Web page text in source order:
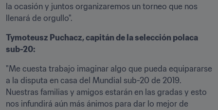
la ocasión y juntos organizaremos un torneo que nos
llenará de orgullo".
Tymoteusz Puchacz, capitán de la selección polaca
sub-20:
"Me cuesta trabajo imaginar algo que pueda equipararse
a la disputa en casa del Mundial sub-20 de 2019.
Nuestras familias y amigos estarán en las gradas y esto
nos infundirá aún más ánimos para dar lo mejor de